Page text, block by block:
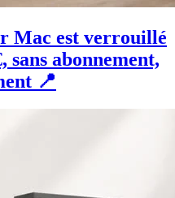
Mac est verrouillé
sans abonnement,
📍